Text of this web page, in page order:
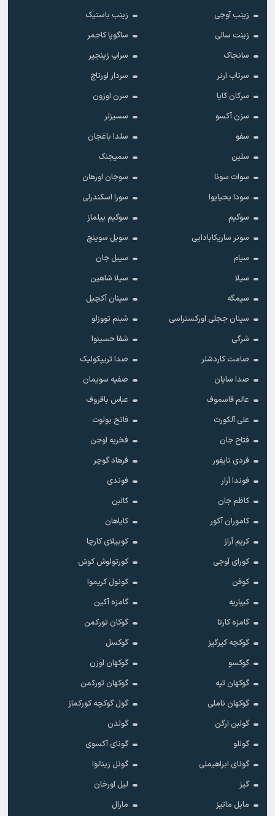
زینب آوجی
زینب باستیک
زینت سالی
ساگوپا کاجمر
سانجاک
سراپ زینجیر
سرتاب ارنر
سردار اورتاچ
سرکان کایا
سرن اوزون
سزن آکسو
سسیزلر
سفو
سلدا باغجان
سلین
سمیجنک
سوات سونا
سوجان اورهان
سودا یحیایوا
سورا اسکندرلی
سوگیم
سوگیم ییلماز
سونر ساریکابادایی
سویل سوینچ
سیام
سیبل جان
سیلا
سیلا شاهین
سیمگه
سینان آکچیل
سینان ججلی اورکستراسی
شبنم تووزلو
شرگی
شفا حسینوا
صامت کاردشلر
صدا تریپکولیک
صدا سایان
صفیه سویمان
عالم قاسموف
عباس باقروف
علی آلکورت
فاتح بولوت
فتاح جان
فخریه اوجن
فردی تایفور
فرهاد گوچر
فوندا آرار
فوندی
کاظم جان
کالبن
کاموران آکور
کایاهان
کریم آراز
کوبیلای کارچا
کورای آوجی
کورتولوش کوش
کوفن
کونول کریموا
کیباریه
گامزه آکین
گامزه کارتا
گوکان تورکمن
گوکچه کیرگیز
گوکسل
گوکسو
گوکهان اوزن
گوکهان تپه
گوکهان تورکمن
گوکهان ناملی
گول گوکچه کورکماز
گولبن ارگن
گولدن
گوللو
گونای آکسوی
گونای ابراهیملی
گونل زینالوا
گیز
لیل اورخان
مابل ماتیز
مارال